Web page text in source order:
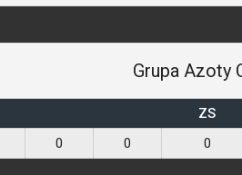
Grupa Azoty
ZS
0 0 0